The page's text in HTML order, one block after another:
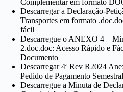
Descarregar a Declaração-
Transportes em formato
fácil
Descarregue o ANEXO 4 –
2.doc.doc: Acesso Rápido e
Documento
Descarregar 4ª Rev R2024
Pedido de Pagamento
Descarregue a Minuta de